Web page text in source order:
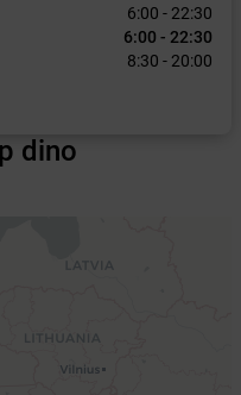
6:00 - 22:30
6:00 - 22:30
8:30 - 20:00
dino